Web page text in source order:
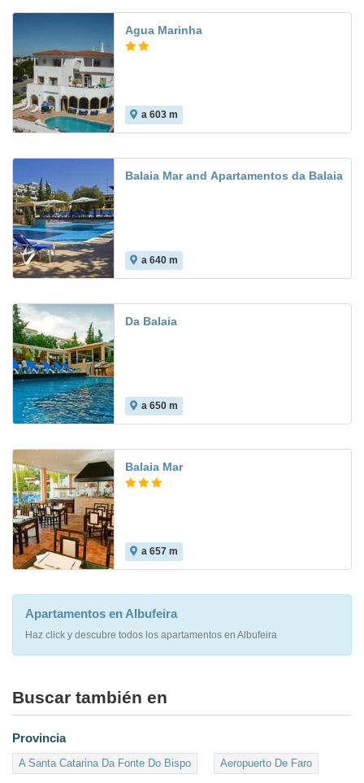
Agua Marinha
a 603 m
Balaia Mar and Apartamentos da Balaia
a 640 m
Da Balaia
a 650 m
Balaia Mar
a 657 m
Apartamentos en Albufeira
Haz click y descubre todos los apartamentos en Albufeira
Buscar también en
Provincia
A Santa Catarina Da Fonte Do Bispo Aeropuerto De Faro